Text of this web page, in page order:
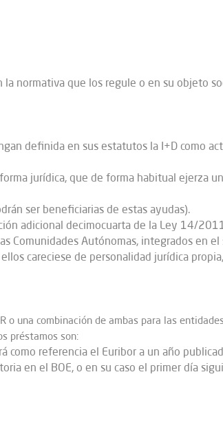
normativa que los regule o en su objeto
definida en sus estatutos la I+D como
jurídica, que de forma habitual ejerza
ser beneficiarias de estas ayudas).
adicional decimocuarta de la Ley 14/
Comunidades Autónomas, integrados en el
careciese de personalidad jurídica
o una combinación de ambas para las
préstamos son:
como referencia el Euribor a un año
en el BOE, o en su caso el primer día